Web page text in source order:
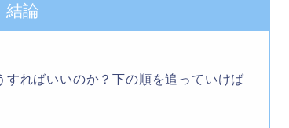
結論
すればいいのか？下の順を追っていけば